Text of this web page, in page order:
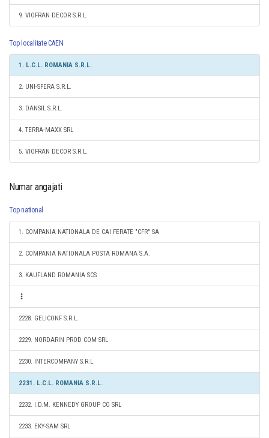
9. VIOFRAN DECOR S.R.L.
Top localitate CAEN
1. L.C.L. ROMANIA S.R.L.
2. UNI-SFERA S.R.L.
3. DANSIL S.R.L.
4. TERRA-MAXX SRL
5. VIOFRAN DECOR S.R.L.
Numar angajati
Top national
1. COMPANIA NATIONALA DE CAI FERATE "CFR" SA
2. COMPANIA NATIONALA POSTA ROMANA S.A.
3. KAUFLAND ROMANIA SCS
2228. GELICONF S.R.L.
2229. NORDARIN PROD COM SRL
2230. INTERCOMPANY S.R.L.
2231. L.C.L. ROMANIA S.R.L.
2232. I.D.M. KENNEDY GROUP CO SRL
2233. EKY-SAM SRL